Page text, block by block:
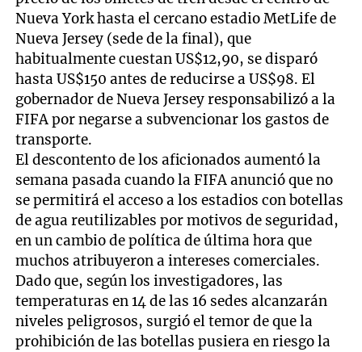
Nueva York hasta el cercano estadio MetLife de
Nueva Jersey (sede de la final), que
habitualmente cuestan US$12,90, se disparó
hasta US$150 antes de reducirse a US$98. El
gobernador de Nueva Jersey responsabilizó a la
FIFA por negarse a subvencionar los gastos de
transporte.
El descontento de los aficionados aumentó la
semana pasada cuando la FIFA anunció que no
se permitirá el acceso a los estadios con botellas
de agua reutilizables por motivos de seguridad,
en un cambio de política de última hora que
muchos atribuyeron a intereses comerciales.
Dado que, según los investigadores, las
temperaturas en 14 de las 16 sedes alcanzarán
niveles peligrosos, surgió el temor de que la
prohibición de las botellas pusiera en riesgo la